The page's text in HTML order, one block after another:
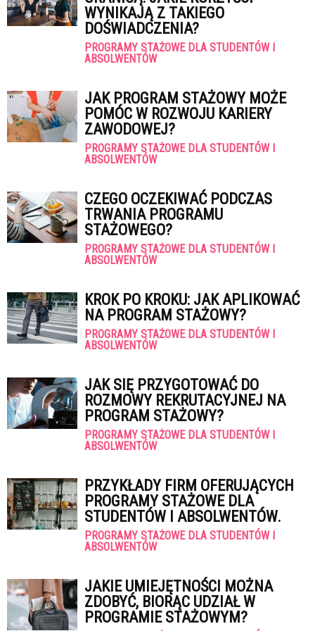
WYNIKAJĄ Z TAKIEGO
DOŚWIADCZENIA?
PROGRAMY STAŻOWE DLA STUDENTÓW I
ABSOLWENTÓW
JAK PROGRAM STAŻOWY MOŻE
POMÓC W ROZWOJU KARIERY
ZAWODOWEJ?
PROGRAMY STAŻOWE DLA STUDENTÓW I
ABSOLWENTÓW
CZEGO OCZEKIWAĆ PODCZAS
TRWANIA PROGRAMU
STAŻOWEGO?
PROGRAMY STAŻOWE DLA STUDENTÓW I
ABSOLWENTÓW
KROK PO KROKU: JAK APLIKOWAĆ
NA PROGRAM STAŻOWY?
PROGRAMY STAŻOWE DLA STUDENTÓW I
ABSOLWENTÓW
JAK SIĘ PRZYGOTOWAĆ DO
ROZMOWY REKRUTACYJNEJ NA
PROGRAM STAŻOWY?
PROGRAMY STAŻOWE DLA STUDENTÓW I
ABSOLWENTÓW
PRZYKŁADY FIRM OFERUJĄCYCH
PROGRAMY STAŻOWE DLA
STUDENTÓW I ABSOLWENTÓW.
PROGRAMY STAŻOWE DLA STUDENTÓW I
ABSOLWENTÓW
JAKIE UMIEJĘTNOŚCI MOŻNA
ZDOBYĆ, BIORĄC UDZIAŁ W
PROGRAMIE STAŻOWYM?